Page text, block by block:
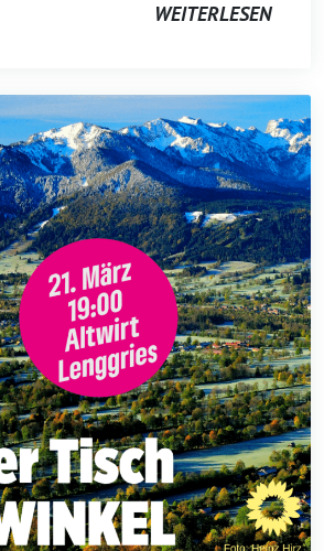
WEITERLESEN